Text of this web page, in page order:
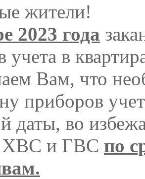
жители!
2023 года
учета в
Вам, что
приборов
даты, во
ХВС и ГВС по